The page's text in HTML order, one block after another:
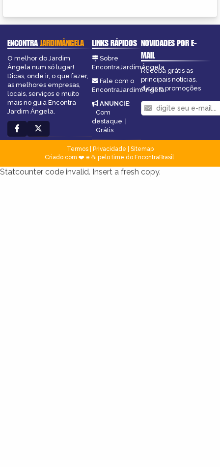
ENCONTRAJARDIMÂNGELA
O melhor do Jardim
Ângela num só lugar!
Dicas, onde ir, o que fazer,
as melhores empresas,
locais, serviços e muito
mais no guia Encontra
Jardim Ângela.
LINKS RÁPIDOS
Sobre
EncontraJardimÂngela
Fale com o
EncontraJardimÂngela
ANUNCIE:
Com
destaque
Grátis
NOVIDADES POR E-
MAIL
Receba grátis as
principais notícias,
dicas e promoções
Termos| Privacidade
Sitemap
Criado com ❤️ e ☕ pelo time do EncontraBrasil
Statcounter code invalid. Insert a fresh copy.